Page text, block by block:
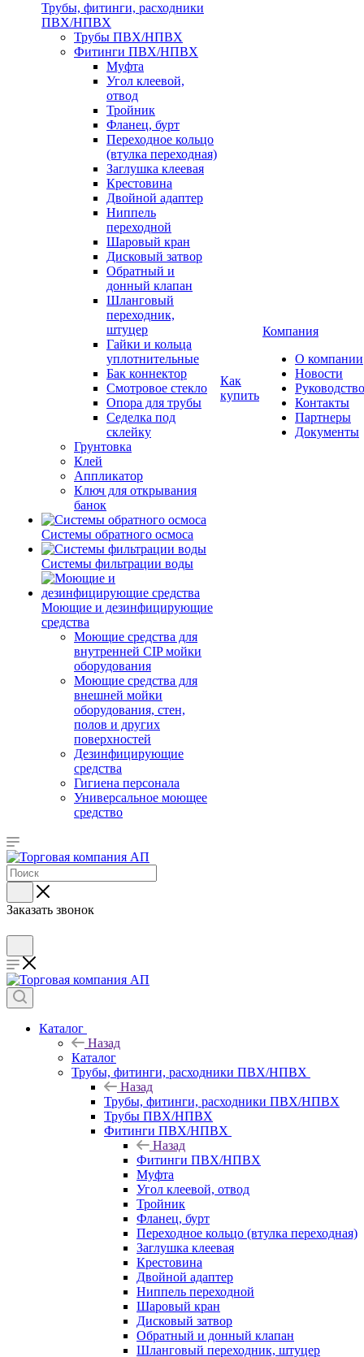
Трубы, фитинги, расходники
ПВХ/НПВХ
Трубы ПВХ/НПВХ
Фитинги ПВХ/НПВХ
Муфта
Угол клеевой,
отвод
Тройник
Фланец, бурт
Переходное кольцо
(втулка переходная)
Заглушка клеевая
Крестовина
Двойной адаптер
Ниппель
переходной
Шаровый кран
Дисковый затвор
Обратный и
донный клапан
Шланговый
переходник,
штуцер
Гайки и кольца
уплотнительные
Бак коннектор
Смотровое стекло
Опора для трубы
Седелка под
склейку
Грунтовка
Клей
Аппликатор
Ключ для открывания
банок
Системы обратного осмоса
Системы фильтрации воды
Моющие и дезинфицирующие
средства
Моющие средства для
внутренней CIP мойки
оборудования
Моющие средства для
внешней мойки
оборудования, стен,
полов и других
поверхностей
Дезинфицирующие
средства
Гигиена персонала
Универсальное моющее
средство
Как
купить
Компания
О компании
Новости
Руководство
Контакты
Партнеры
Документы
Заказать звонок
Каталог
Назад
Каталог
Трубы, фитинги, расходники ПВХ/НПВХ
Назад
Трубы, фитинги, расходники ПВХ/НПВХ
Трубы ПВХ/НПВХ
Фитинги ПВХ/НПВХ
Назад
Фитинги ПВХ/НПВХ
Муфта
Угол клеевой, отвод
Тройник
Фланец, бурт
Переходное кольцо (втулка переходная)
Заглушка клеевая
Крестовина
Двойной адаптер
Ниппель переходной
Шаровый кран
Дисковый затвор
Обратный и донный клапан
Шланговый переходник, штуцер